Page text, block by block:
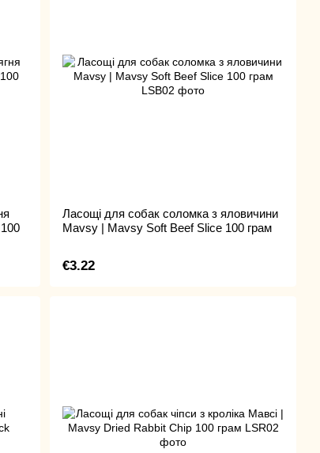
Ласощі для собак соломка з яловичини
Mavsy | Mavsy Soft Beef Slice 100 грам
€3.22